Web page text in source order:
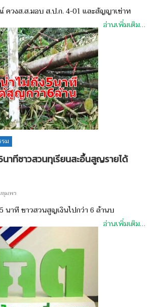
ควงส.ส.มอบ ส.ป.ก. 4-01 และสัญญาเช่าท
อ่านเพิ่มเติม…
ม
นาทีชาวสวนทุเรียนสะอื้นสูญรายได้
ชุมพร
นาที ชาวสวนสูญเงินไปกว่า 6 ล้านบ
อ่านเพิ่มเติม…